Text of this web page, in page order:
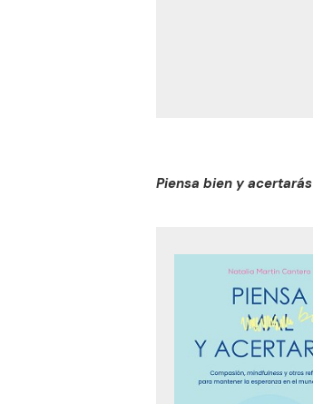
Piensa bien y acertarás